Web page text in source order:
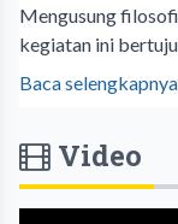
Mengusung filosofi
kegiatan ini
Baca selengkapnya
Video